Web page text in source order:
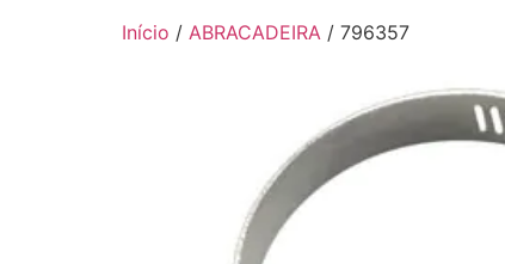
Início / ABRACADEIRA / 796357